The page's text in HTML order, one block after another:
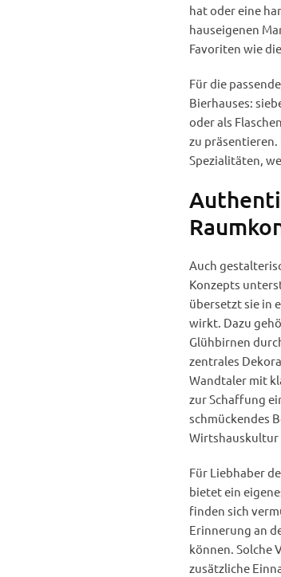
hat oder eine
hauseigenen
Favoriten wie
Für die
Bierhauses:
oder als
zu
Spezialitäten,
Auch
Konzepts
übersetzt sie in
wirkt. Dazu
Glühbirnen
zentrales
Wandtaler mit
zur Schaffung
schmückendes
Für Liebhaber
bietet ein
finden sich
Erinnerung an
können. Solche
zusätzliche